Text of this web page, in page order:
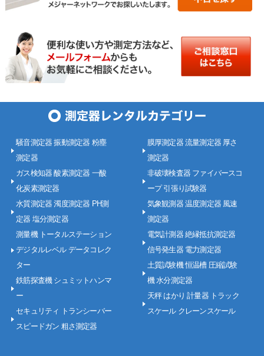
騒音測定器 振動測定器 粉塵
測定器
ガス検知器 酸素測定器 一酸
化炭素測定器
水質測定器 濁度測定器 PH測
定器 塩分測定器
測量機 トータルステーション
デジタルレベル データコレク
ター
鉄筋探査機 シュミットハンマ
ー
セキュリティ トランシーバー
スピードガン 粗さ測定器
膜厚測定器 流量測定器 厚さ
測定器
非破壊検査器 ファイバースコ
ープ 引張り試験器
気象観測器 温度測定器 風速
測定器
電気計測器 絶縁抵抗測定器
信号発生器 電力測定器
土質試験機 恒温槽 圧縮試験
機 水分測定器
天秤 はかり 計量器 トラック
スケール クレーンスケール